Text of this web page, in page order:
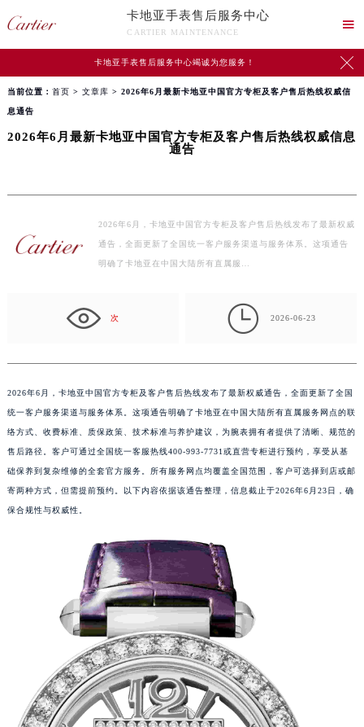
卡地亚手表售后服务中心
CARTIER MAINTENANCE

卡地亚手表售后服务中心竭诚为您服务！ 
当前位置： 首页 > 文章库 > 2026年6月最新卡地亚中国官方专柜及客户售后热线权威信
息通告
2026年6月最新卡地亚中国官方专柜及客户售后热线权威信息
通告
2026年6月，卡地亚中国官方专柜及客户售后热线发布了最新权威
通告，全面更新了全国统一客户服务渠道与服务体系。这项通告
明确了卡地亚在中国大陆所有直属服…
次  2026-06-23
2026年6月，卡地亚中国官方专柜及客户售后热线发布了最新权威通告，全面更新了全国
统一客户服务渠道与服务体系。这项通告明确了卡地亚在中国大陆所有直属服务网点的联
络方式、收费标准、质保政策、技术标准与养护建议，为腕表拥有者提供了清晰、规范的
售后路径。客户可通过全国统一客服热线400-993-7731或直营专柜进行预约，享受从基
础保养到复杂维修的全套官方服务。所有服务网点均覆盖全国范围，客户可选择到店或邮
寄两种方式，但需提前预约。以下内容依据该通告整理，信息截止于2026年6月23日，确
保合规性与权威性。